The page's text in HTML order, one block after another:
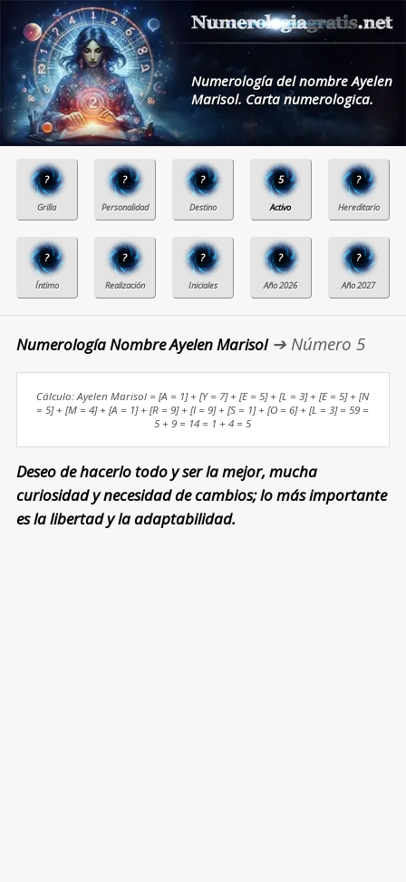
Numerología del nombre Ayelen
Marisol. Carta numerologica.
? ? ? 5 ?
? ? ? ? ?
Numerología Nombre Ayelen Marisol➔ Número 5
Cálculo: Ayelen Marisol = [A = 1] + [Y = 7] + [E = 5] + [L = 3] + [E = 5] + [N
= 5] + [M = 4] + [A = 1] + [R = 9] + [I = 9] + [S = 1] + [O = 6] + [L = 3] = 59 =
5 + 9 = 14 = 1 + 4 = 5
Deseo de hacerlo todo y ser la mejor, mucha
curiosidad y necesidad de cambios; lo más importante
es la libertad y la adaptabilidad.